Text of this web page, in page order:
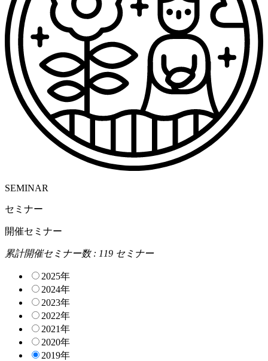
SEMINAR
セミナー
開催セミナー
累計開催セミナー数 : 119 セミナー
2025年
2024年
2023年
2022年
2021年
2020年
2019年